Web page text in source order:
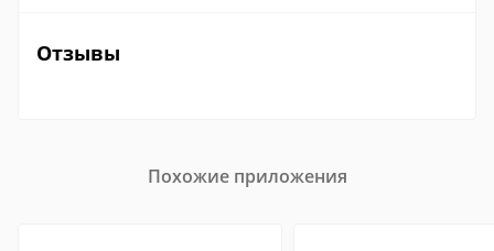
Отзывы
Похожие приложения